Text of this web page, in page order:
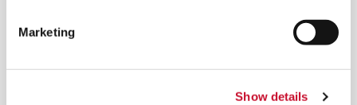
Marketing
Show details